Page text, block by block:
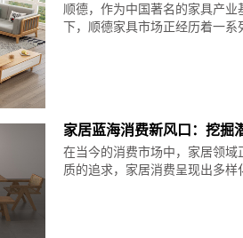
顺德，作为中国著名的家具产
下，顺德家具市场正经历着一系
家居蓝海消费新风口：挖掘
在当今的消费市场中，家居领
质的追求，家居消费呈现出多样